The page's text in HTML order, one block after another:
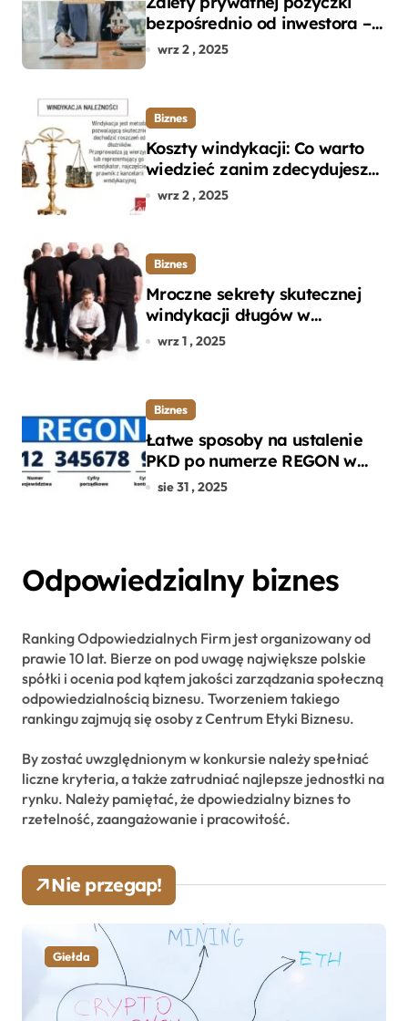
bezpośrednio od inwestora –
dlaczego warto?
wrz 2 , 2025
Biznes
Koszty windykacji: Co warto
wiedzieć zanim zdecydujesz
się na odzyskanie długu?
wrz 2 , 2025
Biznes
Mroczne sekrety skutecznej
windykacji długów w
departamencie windykacji
wrz 1 , 2025
Biznes
Łatwe sposoby na ustalenie
PKD po numerze REGON w
kilku prostych krokach
sie 31 , 2025
Odpowiedzialny biznes
Ranking Odpowiedzialnych Firm jest organizowany od
prawie 10 lat. Bierze on pod uwagę największe polskie
spółki i ocenia pod kątem jakości zarządzania społeczną
odpowiedzialnością biznesu. Tworzeniem takiego
rankingu zajmują się osoby z Centrum Etyki Biznesu.
By zostać uwzględnionym w konkursie należy spełniać
liczne kryteria, a także zatrudniać najlepsze jednostki na
rynku. Należy pamiętać, że dpowiedzialny biznes to
rzetelność, zaangażowanie i pracowitość.
Nie przegap!
Giełda